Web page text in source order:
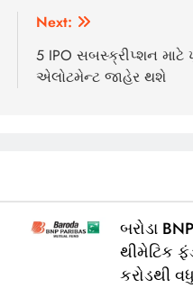
Next:
5 IPO સબસ્ક્રીપ્શન માટે
એલોટમેન્ટ જાહેર થશે
બરોડા
થીમેટિક
કરોડથી